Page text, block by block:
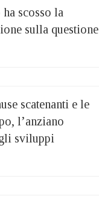
scosso la
sulla questione
scatenanti e le
l’anziano
sviluppi